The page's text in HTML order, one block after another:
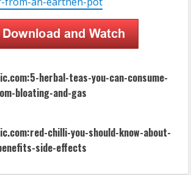
herbal-teas-you-can-consume-
bloating-and-gas
chilli-you-should-know-about-
side-effects